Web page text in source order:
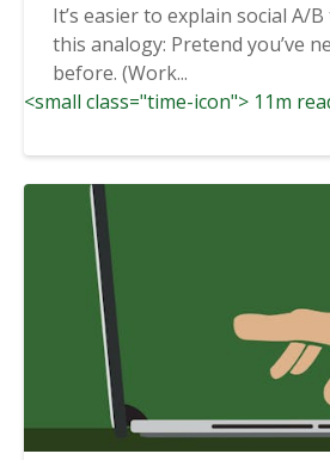
It’s easier to explain social A/
this analogy: Pretend you’ve
before. (Work...
<small class="time-icon"> 11m